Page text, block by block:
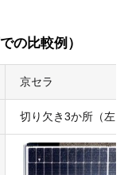
の比較例）
京セラ
切り欠き3か所（左